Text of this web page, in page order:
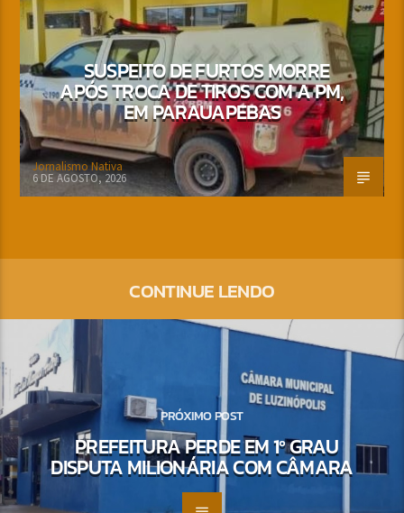
SUSPEITO DE FURTOS MORRE
APÓS TROCA DE TIROS COM A PM,
EM PARAUAPEBAS
Jornalismo Nativa
6 DE AGOSTO, 2026
CONTINUE LENDO
PRÓXIMO POST
PREFEITURA PERDE EM 1º GRAU
DISPUTA MILIONÁRIA COM CÂMARA